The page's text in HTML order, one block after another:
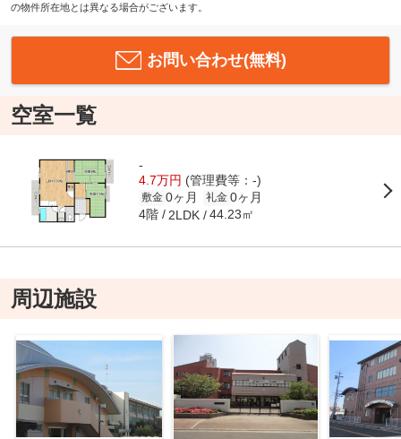
の物件所在地とは異なる場合がございます。
お問い合わせ(無料)
空室一覧
-
4.7万円 (管理費等：-)
敷金 0ヶ月 礼金 0ヶ月
4階 2LDK 44.23㎡
周辺施設